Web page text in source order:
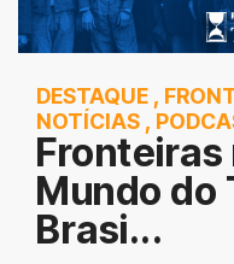
DESTAQUE ,
NOTÍCIAS ,
Fronteiras
Mundo do
Brasi...